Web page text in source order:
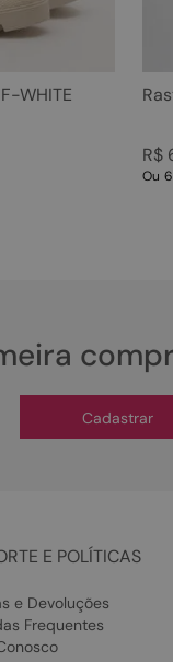
WHITE
R$
Ou 6
Cadastrar
E POLÍTICAS
e Devoluções
Frequentes